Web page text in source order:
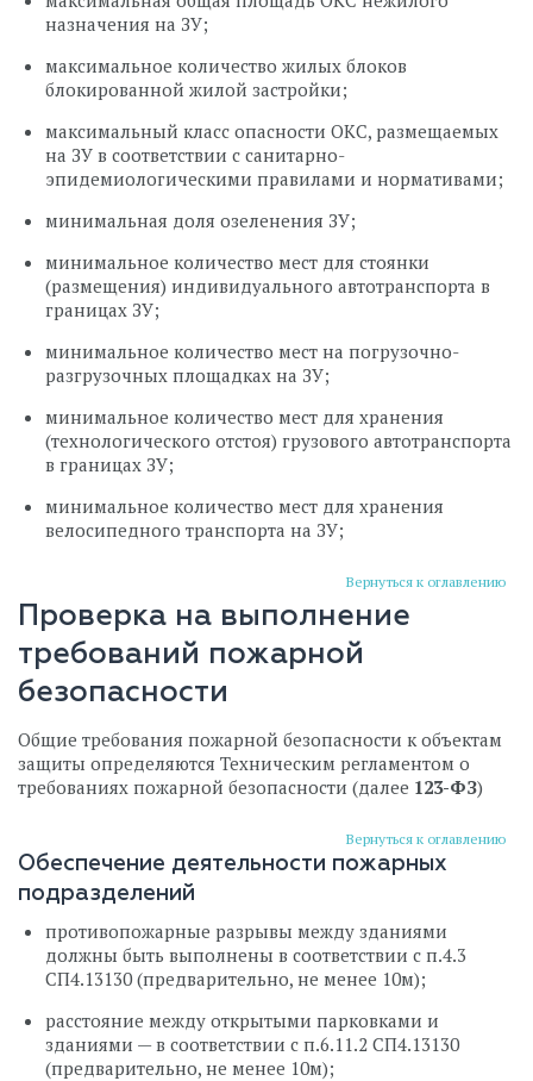
назначения на ЗУ;
максимальное количество жилых блоков
блокированной жилой застройки;
максимальный класс опасности ОКС, размещаемых
на ЗУ в соответствии с санитарно-
эпидемиологическими правилами и нормативами;
минимальная доля озеленения ЗУ;
минимальное количество мест для стоянки
(размещения) индивидуального автотранспорта в
границах ЗУ;
минимальное количество мест на погрузочно-
разгрузочных площадках на ЗУ;
минимальное количество мест для хранения
(технологического отстоя) грузового автотранспорта
в границах ЗУ;
минимальное количество мест для хранения
велосипедного транспорта на ЗУ;
Вернуться к оглавлению
Проверка на выполнение
требований пожарной
безопасности
Общие требования пожарной безопасности к объектам
защиты определяются Техническим регламентом о
требованиях пожарной безопасности (далее 123-ФЗ)
Вернуться к оглавлению
Обеспечение деятельности пожарных
подразделений
противопожарные разрывы между зданиями
должны быть выполнены в соответствии с п.4.3
СП4.13130 (предварительно, не менее 10м);
расстояние между открытыми парковками и
зданиями — в соответствии с п.6.11.2 СП4.13130
(предварительно, не менее 10м);